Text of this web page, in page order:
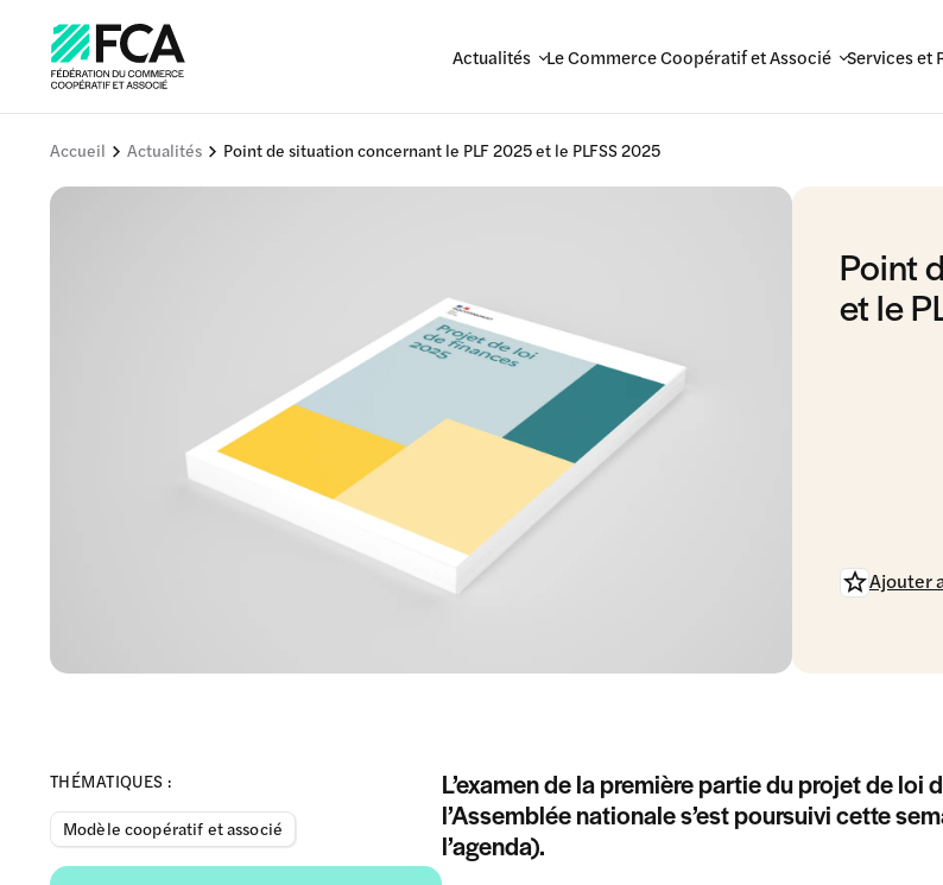
Actualités Le Commerce Coopératif et Associé Services et
Accueil Actualités Point de situation concernant le PLF 2025 et le PLFSS 2025
Point
et le
Ajouter
THÉMATIQUES :
Modèle coopératif et associé
L’examen de la première partie du projet de
l’Assemblée nationale s’est poursuivi cette
l’agenda).